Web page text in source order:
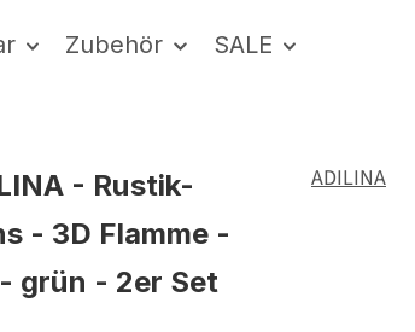
Zubehör SALE
- Rustik-
- 3D Flamme -
grün - 2er Set
ADILINA